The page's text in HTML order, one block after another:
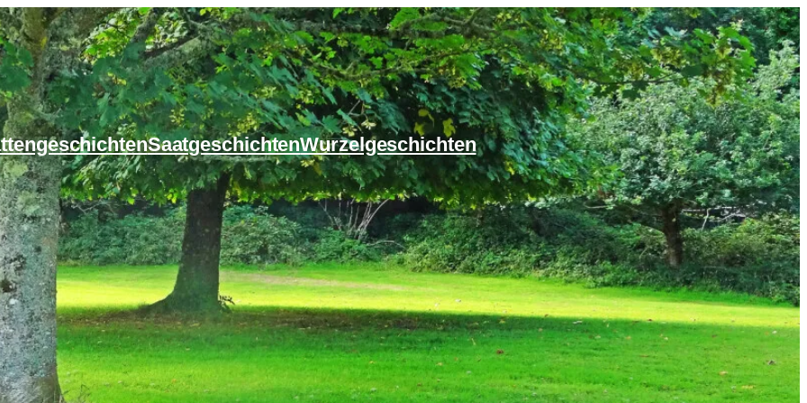
SaatgeschichtenWurzelgeschichten